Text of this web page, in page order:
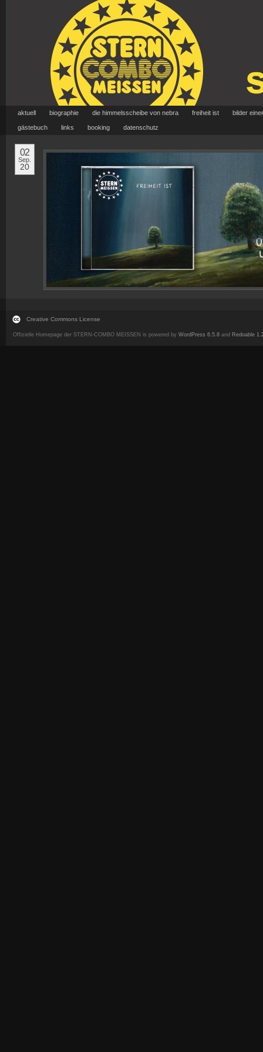
aktuell biographie die himmelsscheibe von nebra freiheit ist bilder
gästebuch links booking datenschutz
02
Sep.
20
Creative Commons License
Offizielle Homepage der STERN-COMBO MEISSEN is powered by WordPress 6.5.8 and Redoable